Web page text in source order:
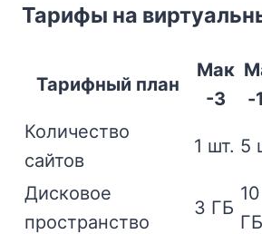
Тарифы на
Тарифный план
Мак
-3
-
Количество
сайтов
1 шт. 5
Дисковое
пространство
3 ГБ
10
ГБ